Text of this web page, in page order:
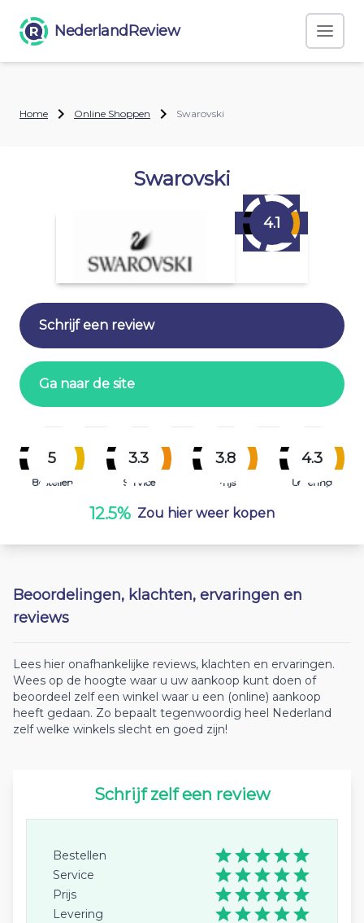
NederlandReview
Home Online Shoppen Swarovski
Swarovski
4.1
Schrijf een review
Ga naar de site
5
Bestellen
3.3
Service
3.8
Prijs
4.3
Levering
12.5% Zou hier weer kopen
Beoordelingen, klachten, ervaringen en
reviews
Lees hier onafhankelijke reviews, klachten en ervaringen.
Wees op de hoogte waar u uw aankoop kunt doen of
beoordeel zelf een winkel waar u een (online) aankoop
heeft gedaan. Zo bepaalt tegenwoordig heel Nederland
zelf welke winkels slecht en goed zijn!
Schrijf zelf een review
Bestellen
Service
Prijs
Levering